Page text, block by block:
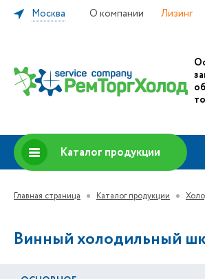
Москва О компании Лизинг
Каталог продукции
Главная страница Каталог продукции
Винный холодильный